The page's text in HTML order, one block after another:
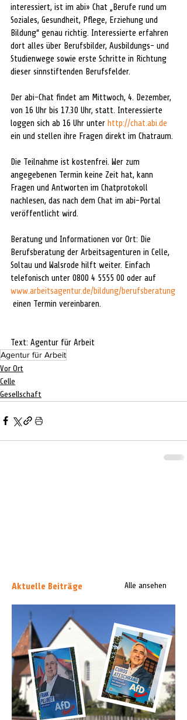
interessiert, ist im abi» Chat „Berufe rund um
Soziales, Gesundheit, Pflege, Erziehung und
Bildung“ genau richtig. Interessierte erfahren
dort alles über Berufsbilder, Ausbildungs- und
Studienwege sowie erste Schritte in Richtung
dieser sinnstiftenden Berufsfelder.
Der abi-Chat findet am Mittwoch, 4. Dezember,
von 16 Uhr bis 17.30 Uhr, statt. Interessierte
loggen sich ab 16 Uhr unter http://chat.abi.de
ein und stellen ihre Fragen direkt im Chatraum.
Die Teilnahme ist kostenfrei. Wer zum
angegebenen Termin keine Zeit hat, kann
Fragen und Antworten im Chatprotokoll
nachlesen, das nach dem Chat im abi-Portal
veröffentlicht wird.
Beratung und Informationen vor Ort: Die
Berufsberatung der Arbeitsagenturen in Celle,
Soltau und Walsrode hilft weiter. Einfach
telefonisch unter 0800 4 5555 00 oder auf
www.arbeitsagentur.de/bildung/berufsberatung
einen Termin vereinbaren.
Text: Agentur für Arbeit
Agentur für Arbeit
Vor Ort
Celle
Gesellschaft
Aktuelle Beiträge Alle ansehen